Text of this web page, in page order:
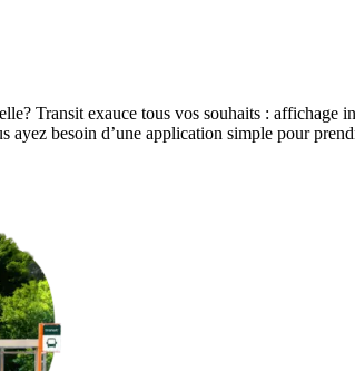
Transit exauce tous vos souhaits : affichage
besoin d’une application simple pour